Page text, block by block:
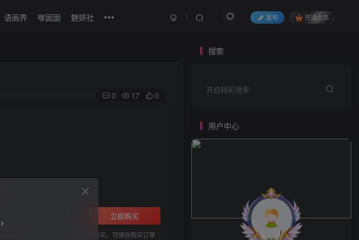
语画界 嗲囡囡 魅妍社 发布 开通会员
0 17 0
立即购买
您当前未登录！建议登陆后购买，可保存购买订单
用户中心
登录 注册
搜索
开启精彩搜索
用户中心